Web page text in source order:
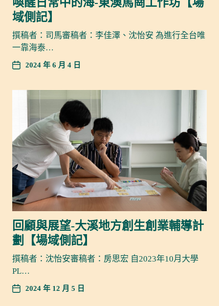
域側記】
撰稿者：司馬審稿者：李佳澤、沈怡安 為進行全台唯
一靠海泰…
2024 年 6 月 4 日
回顧與展望-大溪地方創生創業輔導計
劃【場域側記】
撰稿者：沈怡安審稿者：房思宏 自2023年10月大學
PL…
2024 年 12 月 5 日